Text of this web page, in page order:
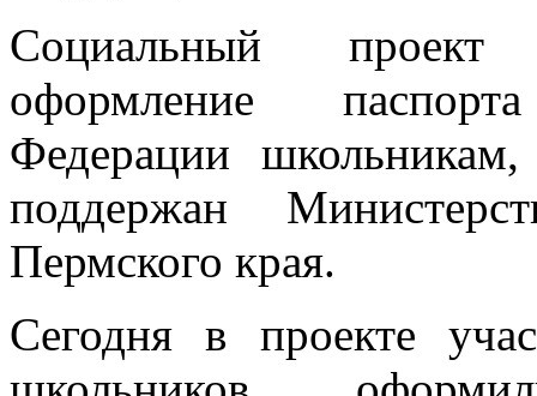
Социальный
оформление
Федерации
поддержан
Пермского края.
Сегодня в проекте